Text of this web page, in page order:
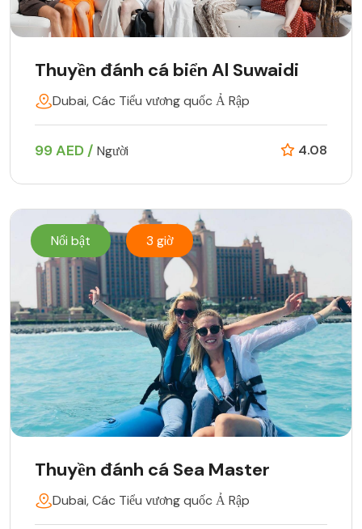
Thuyền đánh cá biển Al Suwaidi
Dubai, Các Tiểu vương quốc Ả Rập
99 AED / Người 4.08
Nổi bật 3 giờ
Thuyền đánh cá Sea Master
Dubai, Các Tiểu vương quốc Ả Rập